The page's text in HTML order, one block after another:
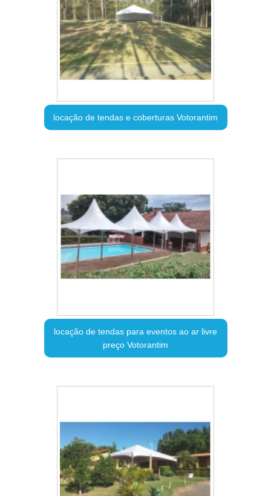
locação de tendas e coberturas Votorantim
locação de tendas para eventos ao ar livre
preço Votorantim